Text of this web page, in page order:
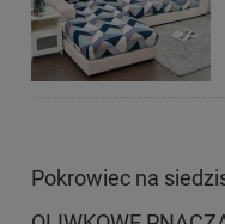
Pokrowiec na